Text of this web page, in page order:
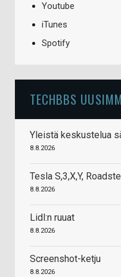
Youtube
iTunes
Spotify
TECHBBS
Yleistä keskustelua
8.8.2026
Tesla S,3,X,Y,
8.8.2026
Lidl:n ruuat
8.8.2026
Screenshot-ketju
8.8.2026